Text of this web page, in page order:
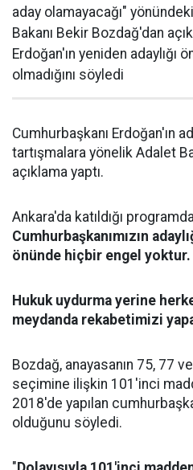
aday olamayacağı"
Bakanı Bekir Bozdağ'dan
Erdoğan'ın yeniden adaylığı
olmadığını söyledi
Cumhurbaşkanı Erdoğan'ın
tartışmalara yönelik Adalet
açıklama yaptı.
Ankara'da katıldığı
Cumhurbaşkanımızın
önünde hiçbir engel yoktur.
Hukuk uydurma yerine
meydanda rekabetimizi
Bozdağ, anayasanın 75, 77
seçimine ilişkin 101'inci
2018'de yapılan
olduğunu söyledi.